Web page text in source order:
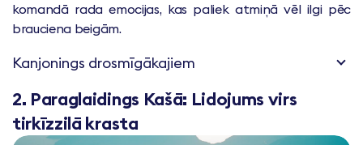
komandā rada emocijas, kas paliek atmiņā vēl ilgi pēc
brauciena beigām.
Kanjonings drosmīgākajiem
2. Paraglaidings Kašā: Lidojums virs
tirkīzzilā krasta